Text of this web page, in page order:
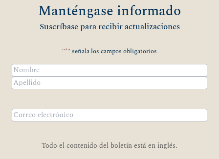
Manténgase informado
Suscríbase para recibir actualizaciones
"*" señala los campos obligatorios
Nombre*
Nombre
electrónico*
Todo el contenido del boletín está en inglés.